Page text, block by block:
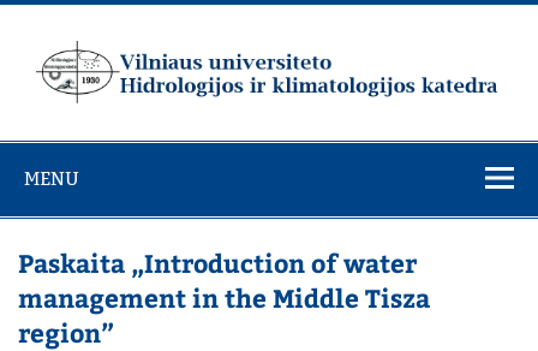
Skip
universiteto
Hidrologijos ir
klimatologijos
katedra
MENU
Paskaita „Introduction of water
management in the Middle Tisza
region”